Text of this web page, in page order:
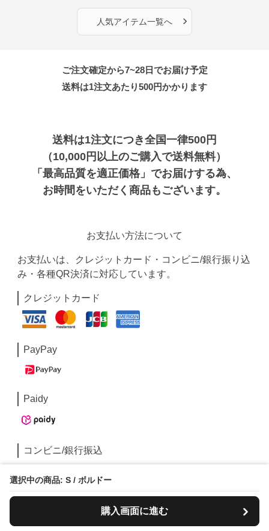
選択中の商品: S / ボルドー
購入画面に進む
人気アイテム一覧へ ›
ご注文確定から7~28日でお届け予定
送料は1注文あたり500円かかります
送料は1注文につき全国一律500円
（10,000円以上のご購入で送料無料）
「最高品質を適正価格」でお届けする為、
お時間をいただく商品もございます。
お支払い方法について
お支払いは、クレジットカード・コンビニ/銀行振り込
み・各種QR決済に対応しています。
クレジットカード
PayPay
Paidy
コンビニ/銀行振込
ブルべ夏 & ブルべ冬専門ファッション通販ブラン